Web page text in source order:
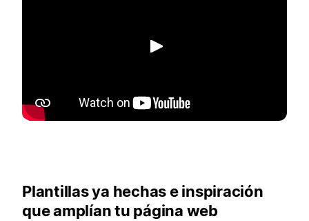
Reproducir
Plantillas ya hechas e inspiración
que amplían tu página web